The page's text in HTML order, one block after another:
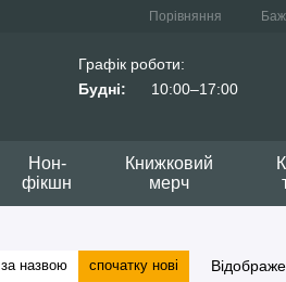
Порівняння
Графік роботи:
Будні:
10:00–17:00
Нон-
фікшн
Книжковий
мерч
за назвою спочатку нові